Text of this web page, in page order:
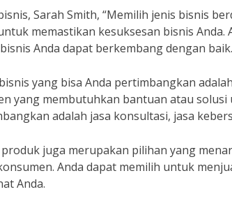
Sarah Smith, “Memilih jenis bisnis
memastikan kesuksesan bisnis
Anda dapat berkembang dengan
yang bisa Anda pertimbangkan
yang membutuhkan bantuan atau
adalah jasa konsultasi, jasa
juga merupakan pilihan yang
Anda dapat memilih untuk
Anda.